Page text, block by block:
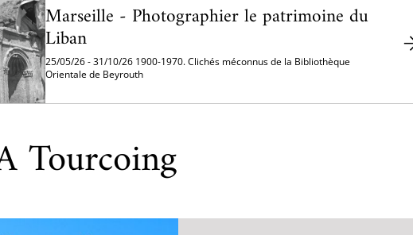
Marseille - Photographier le patrimoine du
Liban
25/05/26 - 31/10/26 1900-1970. Clichés méconnus de la Bibliothèque
Orientale de Beyrouth
Tourcoing